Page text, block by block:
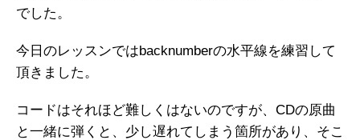
でした。
今日のレッスンではbacknumberの水平線を練習して
頂きました。
コードはそれほど難しくはないのですが、CDの原曲
と一緒に弾くと、少し遅れてしまう箇所があり、そこ